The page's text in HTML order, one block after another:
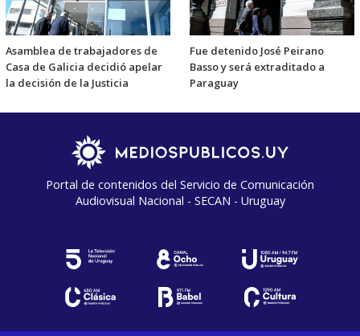
Asamblea de trabajadores de
Casa de Galicia decidió apelar
la decisión de la Justicia
Fue detenido José Peirano
Basso y será extraditado a
Paraguay
Portal de contenidos del Servicio de Comunicación
Audiovisual Nacional - SECAN - Uruguay